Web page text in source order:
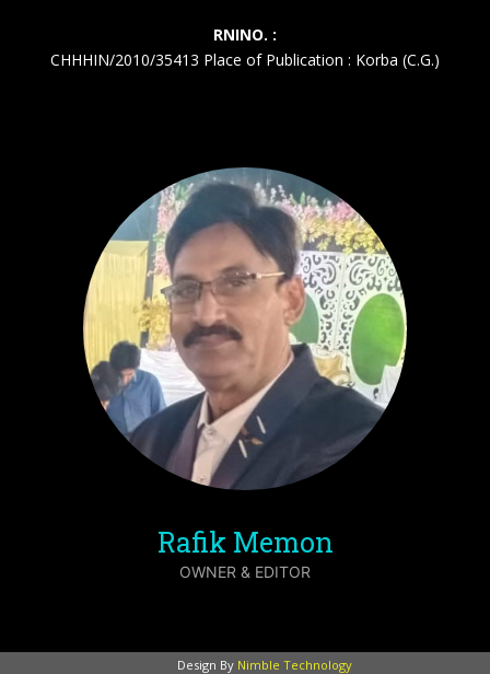
RNINO. :
CHHHIN/2010/35413 Place of Publication : Korba (C.G.)
Rafik Memon
OWNER & EDITOR
Design By Nimble Technology